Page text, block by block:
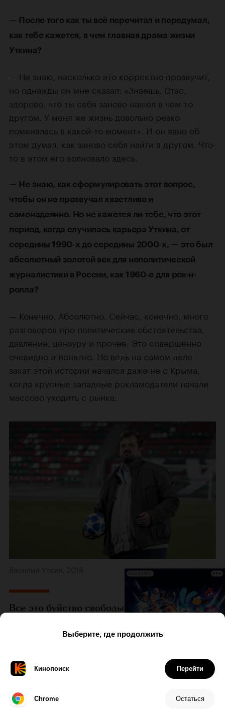
— После того как ты всё перечитал и передумал,
как тебе кажется, в чем главная драма жизни
Уткина?
— Не знаю, насколько это корректно прозвучит,
но однажды он мне сказал: «Знаешь, Стас,
здорово, что ты себя заново нашел в чем-то
другом. У меня же жизнь довольно резко
поменялась в какой-то момент». И он явно об
этом думал, как заново себя найти в другом. Что-
то в этом его волновало здесь.
— Не знаю, как сформулировать этот вопрос,
чтобы он не прозвучал хвастливо и
самонадеянно. Но не кажется ли тебе, что этот
период, когда случилась карьера Уткина, от
середины 1990‑х до середины 2000‑х, — это был
абсолютный золотой век для неполитической
журналистики в России, как 1960‑е для рок-н-
ролла?
— Конечно. Абсолютно. Сейчас, конечно, много
разговоров про политические обстоятельства,
давление, цензуру и прочее. Это совершенно
очевидно и понятно. Но ведь на самом деле
закат этой истории начался даже не с Крыма,
когда крупные западные рекламодатели начали
массово уходить с рынка.
Все это буйство свободы, фантазии, драйва
эффективных менеджеров себитдой
Ничего плохого не хочу сказать про бизнес, все
это правильно, но вместе с этим начался период
трусливых форматов. Потому что для
эффективного менеджера важно не ошибиться.